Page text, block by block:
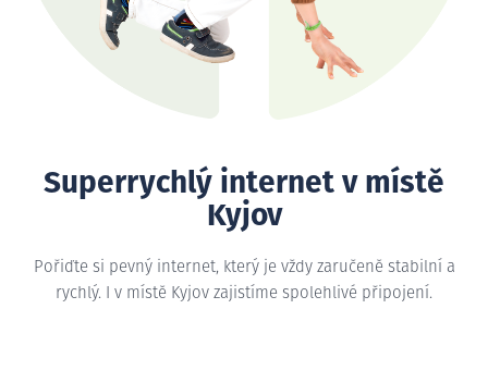
Superrychlý internet v místě
Kyjov
Pořiďte si pevný internet, který je vždy zaručeně stabilní a
rychlý. I v místě Kyjov zajistíme spolehlivé připojení.